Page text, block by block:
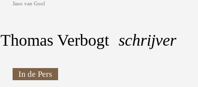
Jano van Gool
Thomas Verbogt schrijver
In de Pers